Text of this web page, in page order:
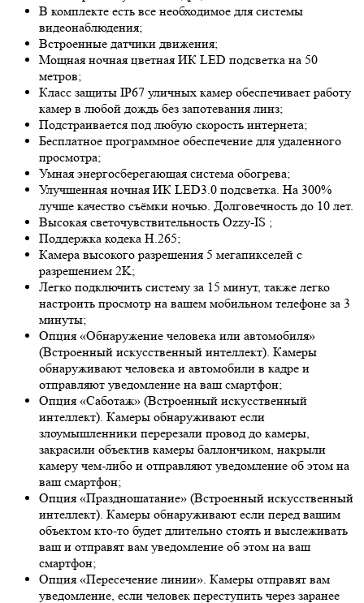
В комплекте есть все необходимое для системы
видеонаблюдения;
Встроенные датчики движения;
Мощная ночная цветная ИК LED подсветка на 50
метров;
Класс защиты IP67 уличных камер обеспечивает работу
камер в любой дождь без запотевания линз;
Подстраивается под любую скорость интернета;
Бесплатное программное обеспечение для удаленного
просмотра;
Умная энергосберегающая система обогрева;
Улучшенная ночная ИК LED3.0 подсветка. На 300%
лучше качество съёмки ночью. Долговечность до 10 лет.
Высокая светочувствительность Ozzy-IS ;
Поддержка кодека H.265;
Камера высокого разрешения 5 мегапикселей с
разрешением 2K;
Легко подключить систему за 15 минут, также легко
настроить просмотр на вашем мобильном телефоне за 3
минуты;
Опция «Обнаружение человека или автомобиля»
(Встроенный искусственный интеллект). Камеры
обнаруживают человека и автомобили в кадре и
отправляют уведомление на ваш смартфон;
Опция «Саботаж» (Встроенный искусственный
интеллект). Камеры обнаруживают если
злоумышленники перерезали провод до камеры,
закрасили объектив камеры баллончиком, накрыли
камеру чем-либо и отправляют уведомление об этом на
ваш смартфон;
Опция «Праздношатание» (Встроенный искусственный
интеллект). Камеры обнаруживают если перед вашим
объектом кто-то будет длительно стоять и выслеживать
ваш и отправят вам уведомление об этом на ваш
смартфон;
Опция «Пересечение линии». Камеры отправят вам
уведомление, если человек переступить через заранее